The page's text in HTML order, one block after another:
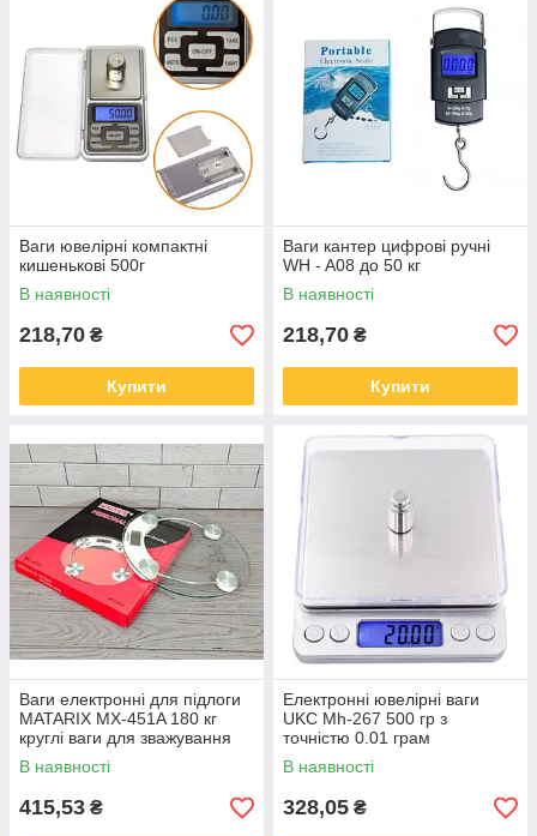
Ваги ювелірні компактні
кишенькові 500г
В наявності
218,70 ₴
Купити
Ваги кантер цифрові ручні
WH - A08 до 50 кг
В наявності
218,70 ₴
Купити
Ваги електронні для підлоги
MATARIX MX-451A 180 кг
круглі ваги для зважування
людей
В наявності
415,53 ₴
Електронні ювелірні ваги
UKC Mh-267 500 гр з
точністю 0.01 грам
В наявності
328,05 ₴